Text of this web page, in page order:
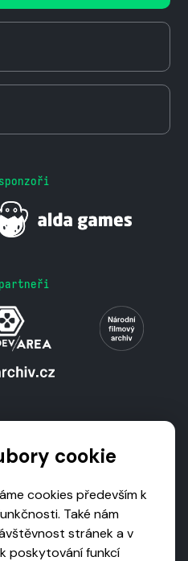
cookie
cookies především k
Také nám
stránek a v
poskytování funkcí